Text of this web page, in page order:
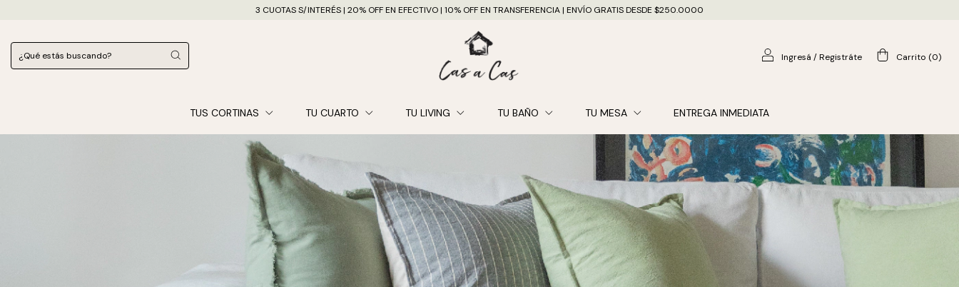
3 CUOTAS S/INTERÉS | 20% OFF EN EFECTIVO | 10% OFF EN TRANSFERENCIA | ENVÍO GRATIS DESDE $250.0000
Ingresá /Registráte Carrito (0)
TUS CORTINAS TU CUARTO TU LIVING TU BAÑO TU MESA ENTREGA INMEDIATA